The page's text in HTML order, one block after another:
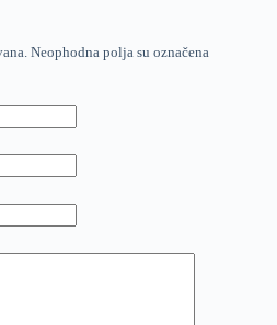
Neophodna polja su označena